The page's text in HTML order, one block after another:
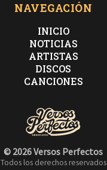
NAVEGACIÓN
INICIO
NOTICIAS
ARTISTAS
DISCOS
CANCIONES
© 2026 Versos Perfectos
Todos los derechos reservados